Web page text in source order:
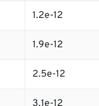
1.2e-12
1.9e-12
2.5e-12